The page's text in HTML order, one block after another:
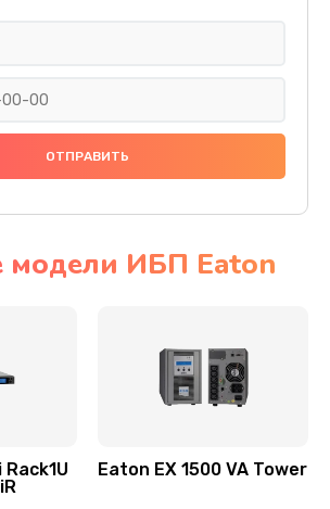
модели ИБП Eaton
Eaton EX 1500 VA Tower